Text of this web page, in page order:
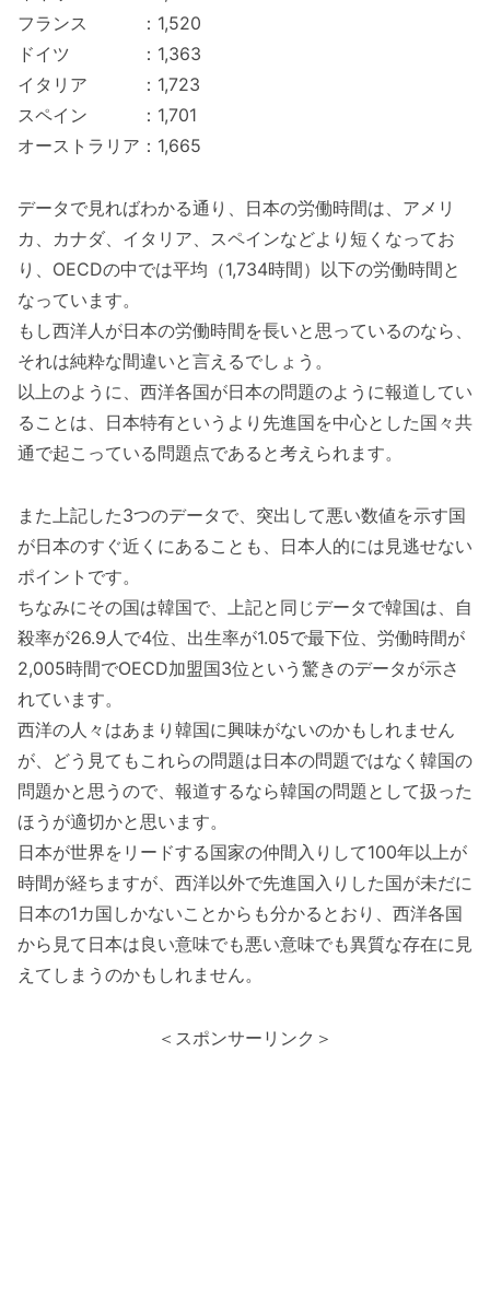
フランス ：1,520
ドイツ ：1,363
イタリア ：1,723
スペイン ：1,701
オーストラリア：1,665
データで見ればわかる通り、日本の労働時間は、アメリ
カ、カナダ、イタリア、スペインなどより短くなってお
り、OECDの中では平均（1,734時間）以下の労働時間と
なっています。
もし西洋人が日本の労働時間を長いと思っているのなら、
それは純粋な間違いと言えるでしょう。
以上のように、西洋各国が日本の問題のように報道してい
ることは、日本特有というより先進国を中心とした国々共
通で起こっている問題点であると考えられます。
また上記した3つのデータで、突出して悪い数値を示す国
が日本のすぐ近くにあることも、日本人的には見逃せない
ポイントです。
ちなみにその国は韓国で、上記と同じデータで韓国は、自
殺率が26.9人で4位、出生率が1.05で最下位、労働時間が
2,005時間でOECD加盟国3位という驚きのデータが示さ
れています。
西洋の人々はあまり韓国に興味がないのかもしれません
が、どう見てもこれらの問題は日本の問題ではなく韓国の
問題かと思うので、報道するなら韓国の問題として扱った
ほうが適切かと思います。
日本が世界をリードする国家の仲間入りして100年以上が
時間が経ちますが、西洋以外で先進国入りした国が未だに
日本の1カ国しかないことからも分かるとおり、西洋各国
から見て日本は良い意味でも悪い意味でも異質な存在に見
えてしまうのかもしれません。
＜スポンサーリンク＞